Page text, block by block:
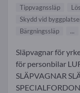
Tippvagnssläp
Skydd vid
Bärgningssläp
...
Släpvagnar för
för personbilar
SLÄPVAGNAR
SPECIALFORDON